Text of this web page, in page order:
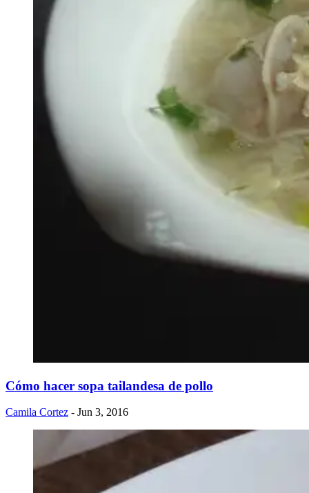
Cómo hacer sopa tailandesa de pollo
Camila Cortez - Jun 3, 2016